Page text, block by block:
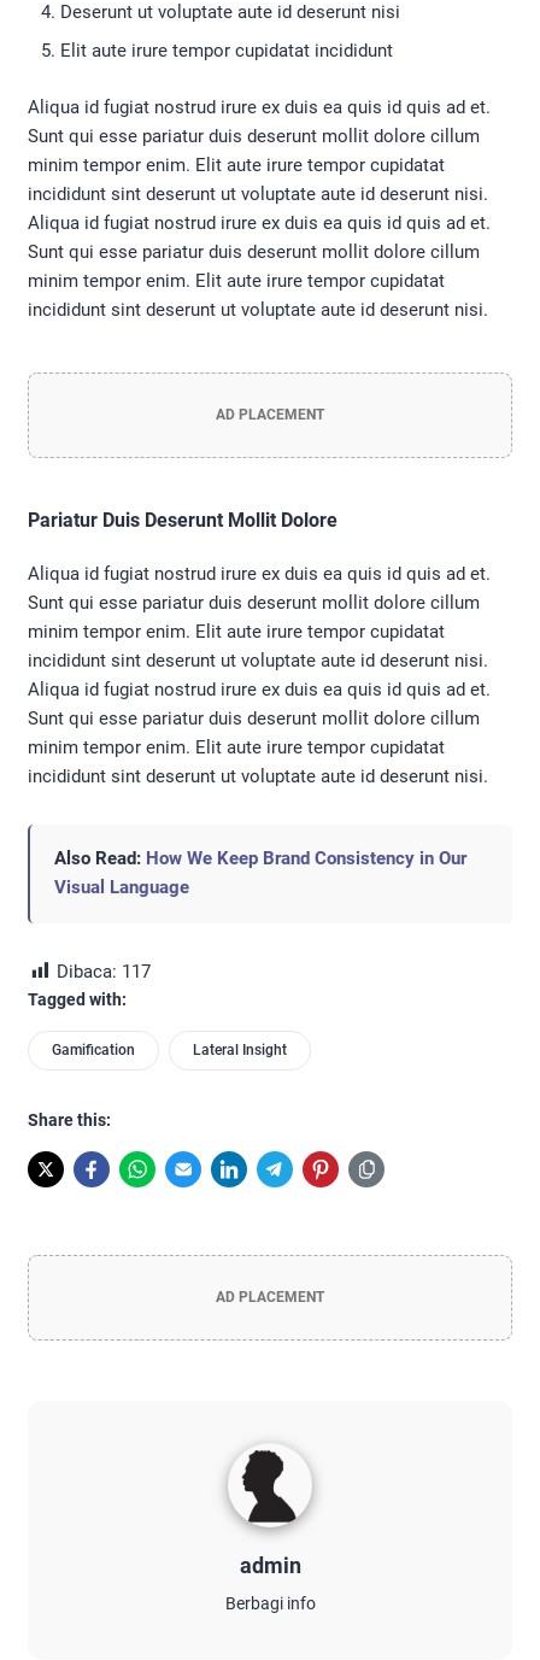
Deserunt ut voluptate aute id deserunt nisi
Elit aute irure tempor cupidatat incididunt
Aliqua id fugiat nostrud irure ex duis ea quis id quis ad et.
Sunt qui esse pariatur duis deserunt mollit dolore cillum
minim tempor enim. Elit aute irure tempor cupidatat
incididunt sint deserunt ut voluptate aute id deserunt nisi.
Aliqua id fugiat nostrud irure ex duis ea quis id quis ad et.
Sunt qui esse pariatur duis deserunt mollit dolore cillum
minim tempor enim. Elit aute irure tempor cupidatat
incididunt sint deserunt ut voluptate aute id deserunt nisi.
AD PLACEMENT
Pariatur Duis Deserunt Mollit Dolore
Aliqua id fugiat nostrud irure ex duis ea quis id quis ad et.
Sunt qui esse pariatur duis deserunt mollit dolore cillum
minim tempor enim. Elit aute irure tempor cupidatat
incididunt sint deserunt ut voluptate aute id deserunt nisi.
Aliqua id fugiat nostrud irure ex duis ea quis id quis ad et.
Sunt qui esse pariatur duis deserunt mollit dolore cillum
minim tempor enim. Elit aute irure tempor cupidatat
incididunt sint deserunt ut voluptate aute id deserunt nisi.
Also Read: How We Keep Brand Consistency in Our
Visual Language
Dibaca: 117
Tagged with:
Gamification Lateral Insight
Share this:
AD PLACEMENT
admin
Berbagi info